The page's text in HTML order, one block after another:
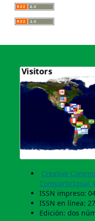
Creative
CompartirIgual
ISSN impreso:
ISSN en línea:
Edición: dos